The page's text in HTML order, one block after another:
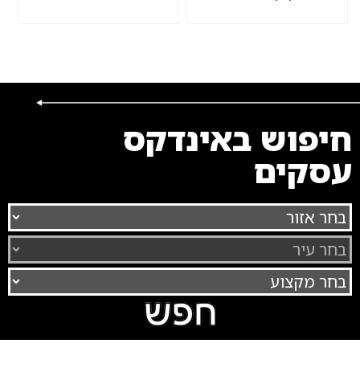
חיפוש באינדקס
עסקים